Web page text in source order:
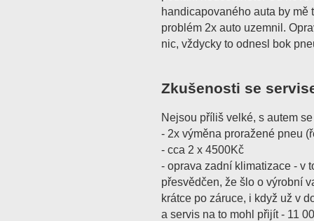
handicapovaného auta by mě
problém 2x auto uzemnil.
nic, vždycky to odnesl bok
Zkušenosti se
Nejsou příliš velké, s autem
- 2x výměna proražené pneu
- cca 2 x 4500Kč
- oprava zadní klimatizace - v
přesvědčen, že šlo o výrobní
krátce po záruce, i když už v
a servis na to mohl přijít - 11